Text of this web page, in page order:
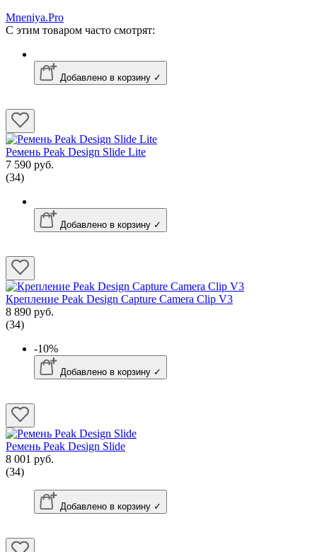
Mneniya.Pro
С этим товаром часто смотрят:
Добавлено в корзину ✓
Ремень Peak Design Slide Lite
7 590 руб.
(34)
Добавлено в корзину ✓
Крепление Peak Design Capture Camera Clip V3
8 890 руб.
(34)
-10%
Добавлено в корзину ✓
Ремень Peak Design Slide
8 001 руб.
(34)
Добавлено в корзину ✓